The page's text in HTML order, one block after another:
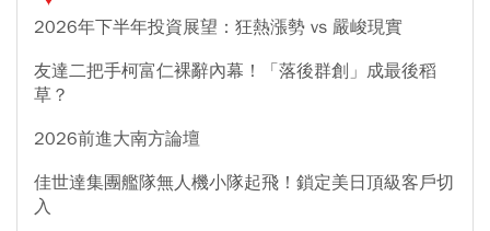
2026年下半年投資展望：狂熱漲勢 vs 嚴峻現實
友達二把手柯富仁裸辭內幕！「落後群創」成最後稻
草？
2026前進大南方論壇
佳世達集團艦隊無人機小隊起飛！鎖定美日頂級客戶切
入